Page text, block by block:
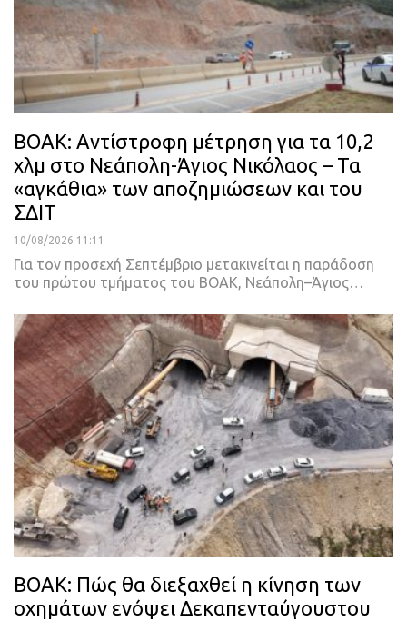
ΒΟΑΚ: Αντίστροφη μέτρηση για τα 10,2
χλμ στο Νεάπολη-Άγιος Νικόλαος – Τα
«αγκάθια» των αποζημιώσεων και του
ΣΔΙΤ
10/08/2026 11:11
Για τον προσεχή Σεπτέμβριο μετακινείται η παράδοση
του πρώτου τμήματος του ΒΟΑΚ, Νεάπολη–Άγιος…
ΒΟΑΚ: Πώς θα διεξαχθεί η κίνηση των
οχημάτων ενόψει Δεκαπενταύγουστου